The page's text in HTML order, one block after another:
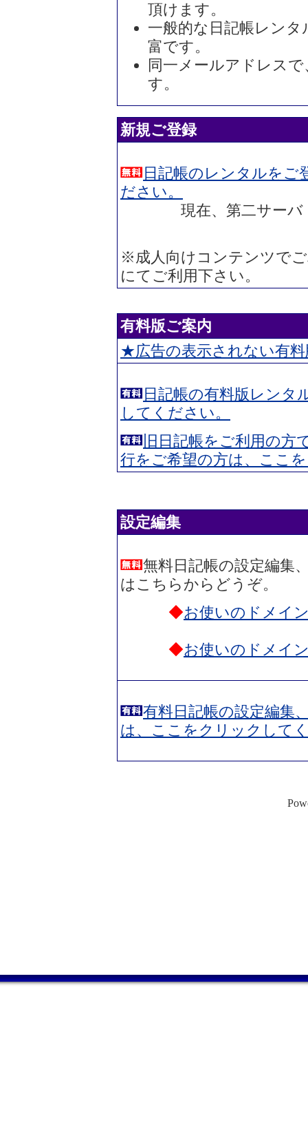
頂けます。
一般的な日記帳レン
富です。
同一メールアドレスで
す。
新規ご登録
日記帳のレンタルをご
ださい。
現在、第二サーバ（
※成人向けコンテンツで
にてご利用下さい。
有料版ご案内
★広告の表示されない有
日記帳の有料版レンタ
してください。
旧日記帳をご利用の方
行をご希望の方は、ここ
設定編集
無料日記帳の設定編集
はこちらからどうぞ。
◆お使いのドメイ
◆お使いのドメイ
有料日記帳の設定編集
は、ここをクリックして